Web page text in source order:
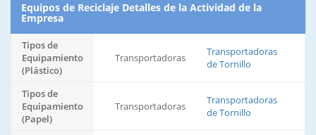
Equipos de Reciclaje Detalles de la Actividad de la
Empresa
Tipos de
Equipamiento
(Plástico)
Transportadoras
Transportadoras
de Tornillo
Tipos de
Equipamiento
(Papel)
Transportadoras
Transportadoras
de Tornillo